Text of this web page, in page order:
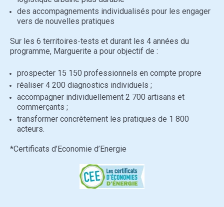
des accompagnements individualisés pour les engager
vers de nouvelles pratiques
Sur les 6 territoires-tests et durant les 4 années du
programme, Marguerite a pour objectif de :
prospecter 15 150 professionnels en compte propre
réaliser 4 200 diagnostics individuels ;
accompagner individuellement 2 700 artisans et
commerçants ;
transformer concrètement les pratiques de 1 800
acteurs.
*Certificats d’Economie d’Energie